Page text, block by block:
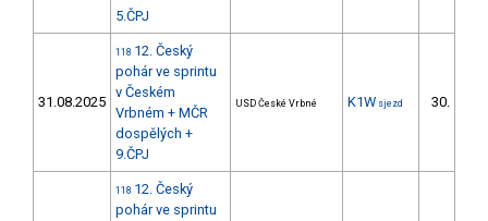
5.ČPJ
31.08.2025
118 12. Český
pohár ve sprintu
v Českém
Vrbném + MČR
dospělých +
9.ČPJ
USD České Vrbné K1W sjezd 30.
118 12. Český
pohár ve sprintu